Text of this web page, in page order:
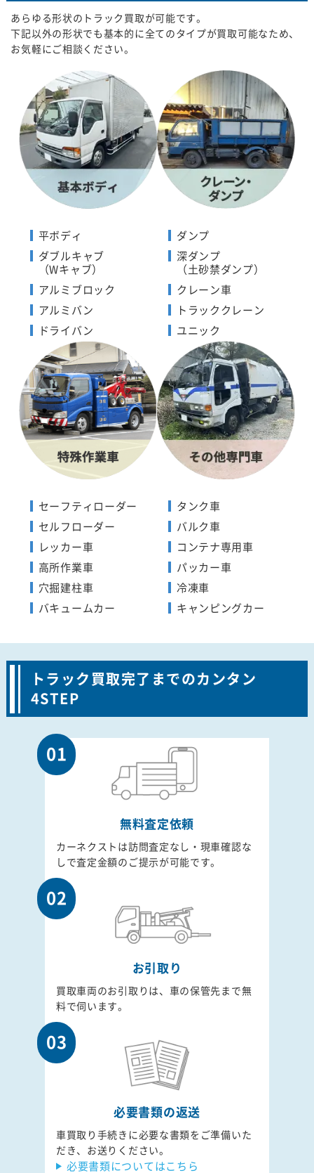
あらゆる形状のトラック買取が可能です。
下記以外の形状でも基本的に全てのタイプが買取可能なため、
お気軽にご相談ください。
平ボディ
ダブルキャブ
（Wキャブ）
アルミブロック
アルミバン
ドライバン
ダンプ
深ダンプ
（土砂禁ダンプ）
クレーン車
トラッククレーン
ユニック
セーフティローダー
セルフローダー
レッカー車
高所作業車
穴掘建柱車
バキュームカー
タンク車
バルク車
コンテナ専用車
パッカー車
冷凍車
キャンピングカー
トラック買取完了までのカンタン
4STEP
01
無料査定依頼
カーネクストは訪問査定なし・現車確認な
しで査定金額のご提示が可能です。
02
お引取り
買取車両のお引取りは、車の保管先まで無
料で伺います。
03
必要書類の返送
車買取り手続きに必要な書類をご準備いた
だき、お送りください。
必要書類についてはこちら